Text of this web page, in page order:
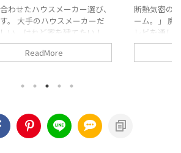
のCMを福岡で見る「東宝ホ
魔法瓶みたいな家とは、テ
して知っていました。 総合
場に入っている東宝ホーム、
州に根付いたハウスメーカーだ
た。 断熱と気密が気になる人
目次1 九州に根付くハウス
「東宝ホーム」1.1 九州・中
風土に合った家づくりの専門
ReadMore
ダイワハウ
なご連絡を
ンド力はあ
強みがわか